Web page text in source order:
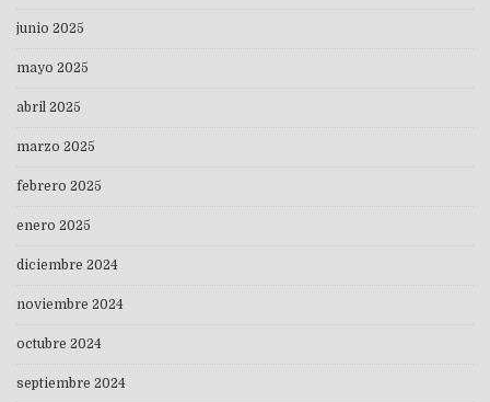
junio 2025
mayo 2025
abril 2025
marzo 2025
febrero 2025
enero 2025
diciembre 2024
noviembre 2024
octubre 2024
septiembre 2024